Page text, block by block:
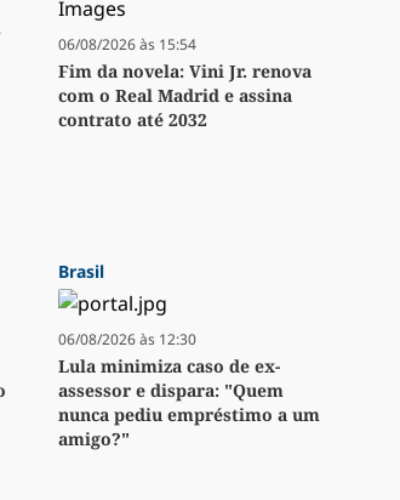
06/08/2026 às 15:54
Fim da novela: Vini Jr. renova
com o Real Madrid e assina
contrato até 2032
Brasil
06/08/2026 às 12:30
Lula minimiza caso de ex-
assessor e dispara: "Quem
nunca pediu empréstimo a um
amigo?"